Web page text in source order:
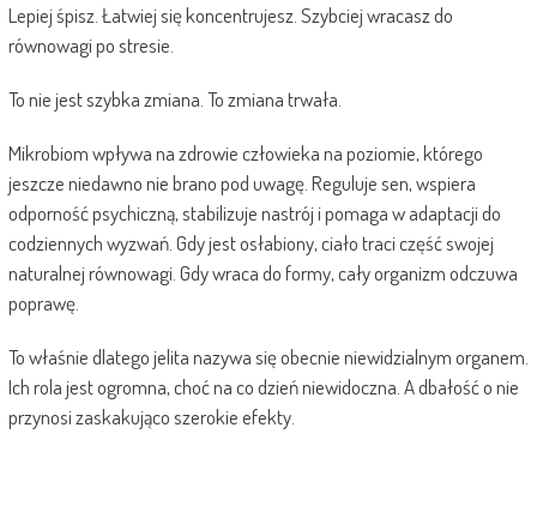
Lepiej śpisz. Łatwiej się koncentrujesz. Szybciej wracasz do
równowagi po stresie.
To nie jest szybka zmiana. To zmiana trwała.
Mikrobiom wpływa na zdrowie człowieka na poziomie, którego
jeszcze niedawno nie brano pod uwagę. Reguluje sen, wspiera
odporność psychiczną, stabilizuje nastrój i pomaga w adaptacji do
codziennych wyzwań. Gdy jest osłabiony, ciało traci część swojej
naturalnej równowagi. Gdy wraca do formy, cały organizm odczuwa
poprawę.
To właśnie dlatego jelita nazywa się obecnie niewidzialnym organem.
Ich rola jest ogromna, choć na co dzień niewidoczna. A dbałość o nie
przynosi zaskakująco szerokie efekty.